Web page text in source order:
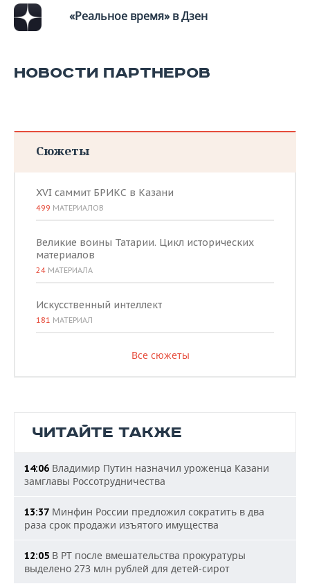
«Реальное время» в Дзен
НОВОСТИ ПАРТНЕРОВ
Сюжеты
XVI саммит БРИКС в Казани
499 МАТЕРИАЛОВ
Великие воины Татарии. Цикл исторических
материалов
24 МАТЕРИАЛА
Искусственный интеллект
181 МАТЕРИАЛ
Все сюжеты
ЧИТАЙТЕ ТАКЖЕ
14:06 Владимир Путин назначил уроженца Казани
замглавы Россотрудничества
13:37 Минфин России предложил сократить в два
раза срок продажи изъятого имущества
12:05 В РТ после вмешательства прокуратуры
выделено 273 млн рублей для детей-сирот